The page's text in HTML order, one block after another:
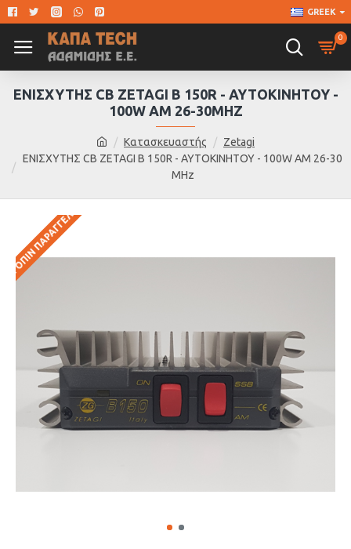
GREEK
0
Κατασκευαστής
Zetagi
ΕΝΙΣΧΥΤΗΣ CB ZETAGI B 150R - ΑΥΤΟΚΙΝΗΤΟΥ - 100W AM 26-30
MHz
ΕΝΙΣΧΥΤΗΣ CB ZETAGI B 150R - ΑΥΤΟΚΙΝΗΤΟΥ -
100W AM 26-30MHZ
ΠΑΡΑΓΓΕΛΊΑΣ